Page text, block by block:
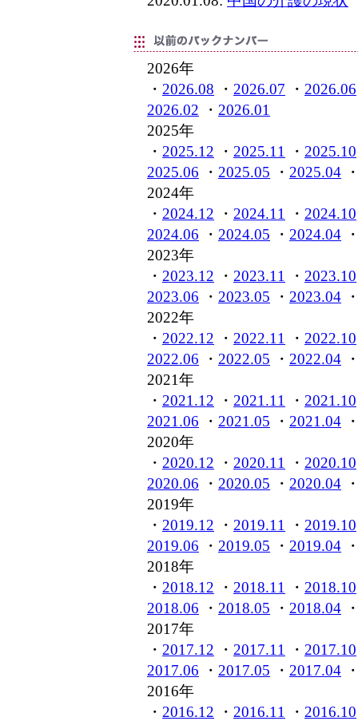
2026年
・ 2026.08 ・ 2026.07 ・ 2026.06
2026.02 ・ 2026.01
2025年
・ 2025.12 ・ 2025.11 ・ 2025.10
2025.06 ・ 2025.05 ・ 2025.04
2024年
・ 2024.12 ・ 2024.11 ・ 2024.10
2024.06 ・ 2024.05 ・ 2024.04
2023年
・ 2023.12 ・ 2023.11 ・ 2023.10
2023.06 ・ 2023.05 ・ 2023.04
2022年
・ 2022.12 ・ 2022.11 ・ 2022.10
2022.06 ・ 2022.05 ・ 2022.04
2021年
・ 2021.12 ・ 2021.11 ・ 2021.10
2021.06 ・ 2021.05 ・ 2021.04
2020年
・ 2020.12 ・ 2020.11 ・ 2020.10
2020.06 ・ 2020.05 ・ 2020.04
2019年
・ 2019.12 ・ 2019.11 ・ 2019.10
2019.06 ・ 2019.05 ・ 2019.04
2018年
・ 2018.12 ・ 2018.11 ・ 2018.10
2018.06 ・ 2018.05 ・ 2018.04
2017年
・ 2017.12 ・ 2017.11 ・ 2017.10
2017.06 ・ 2017.05 ・ 2017.04
2016年
・ 2016.12 ・ 2016.11 ・ 2016.10